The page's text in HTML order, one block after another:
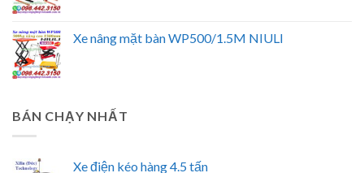
Xe nâng mặt bàn WP500/1.5M NIULI
BÁN CHẠY NHẤT
Xe điện kéo hàng 4.5 tấn